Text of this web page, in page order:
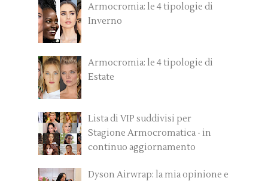
Armocromia: le 4 tipologie di
Inverno
Armocromia: le 4 tipologie di
Estate
Lista di VIP suddivisi per
Stagione Armocromatica - in
continuo aggiornamento
Dyson Airwrap: la mia opinione e